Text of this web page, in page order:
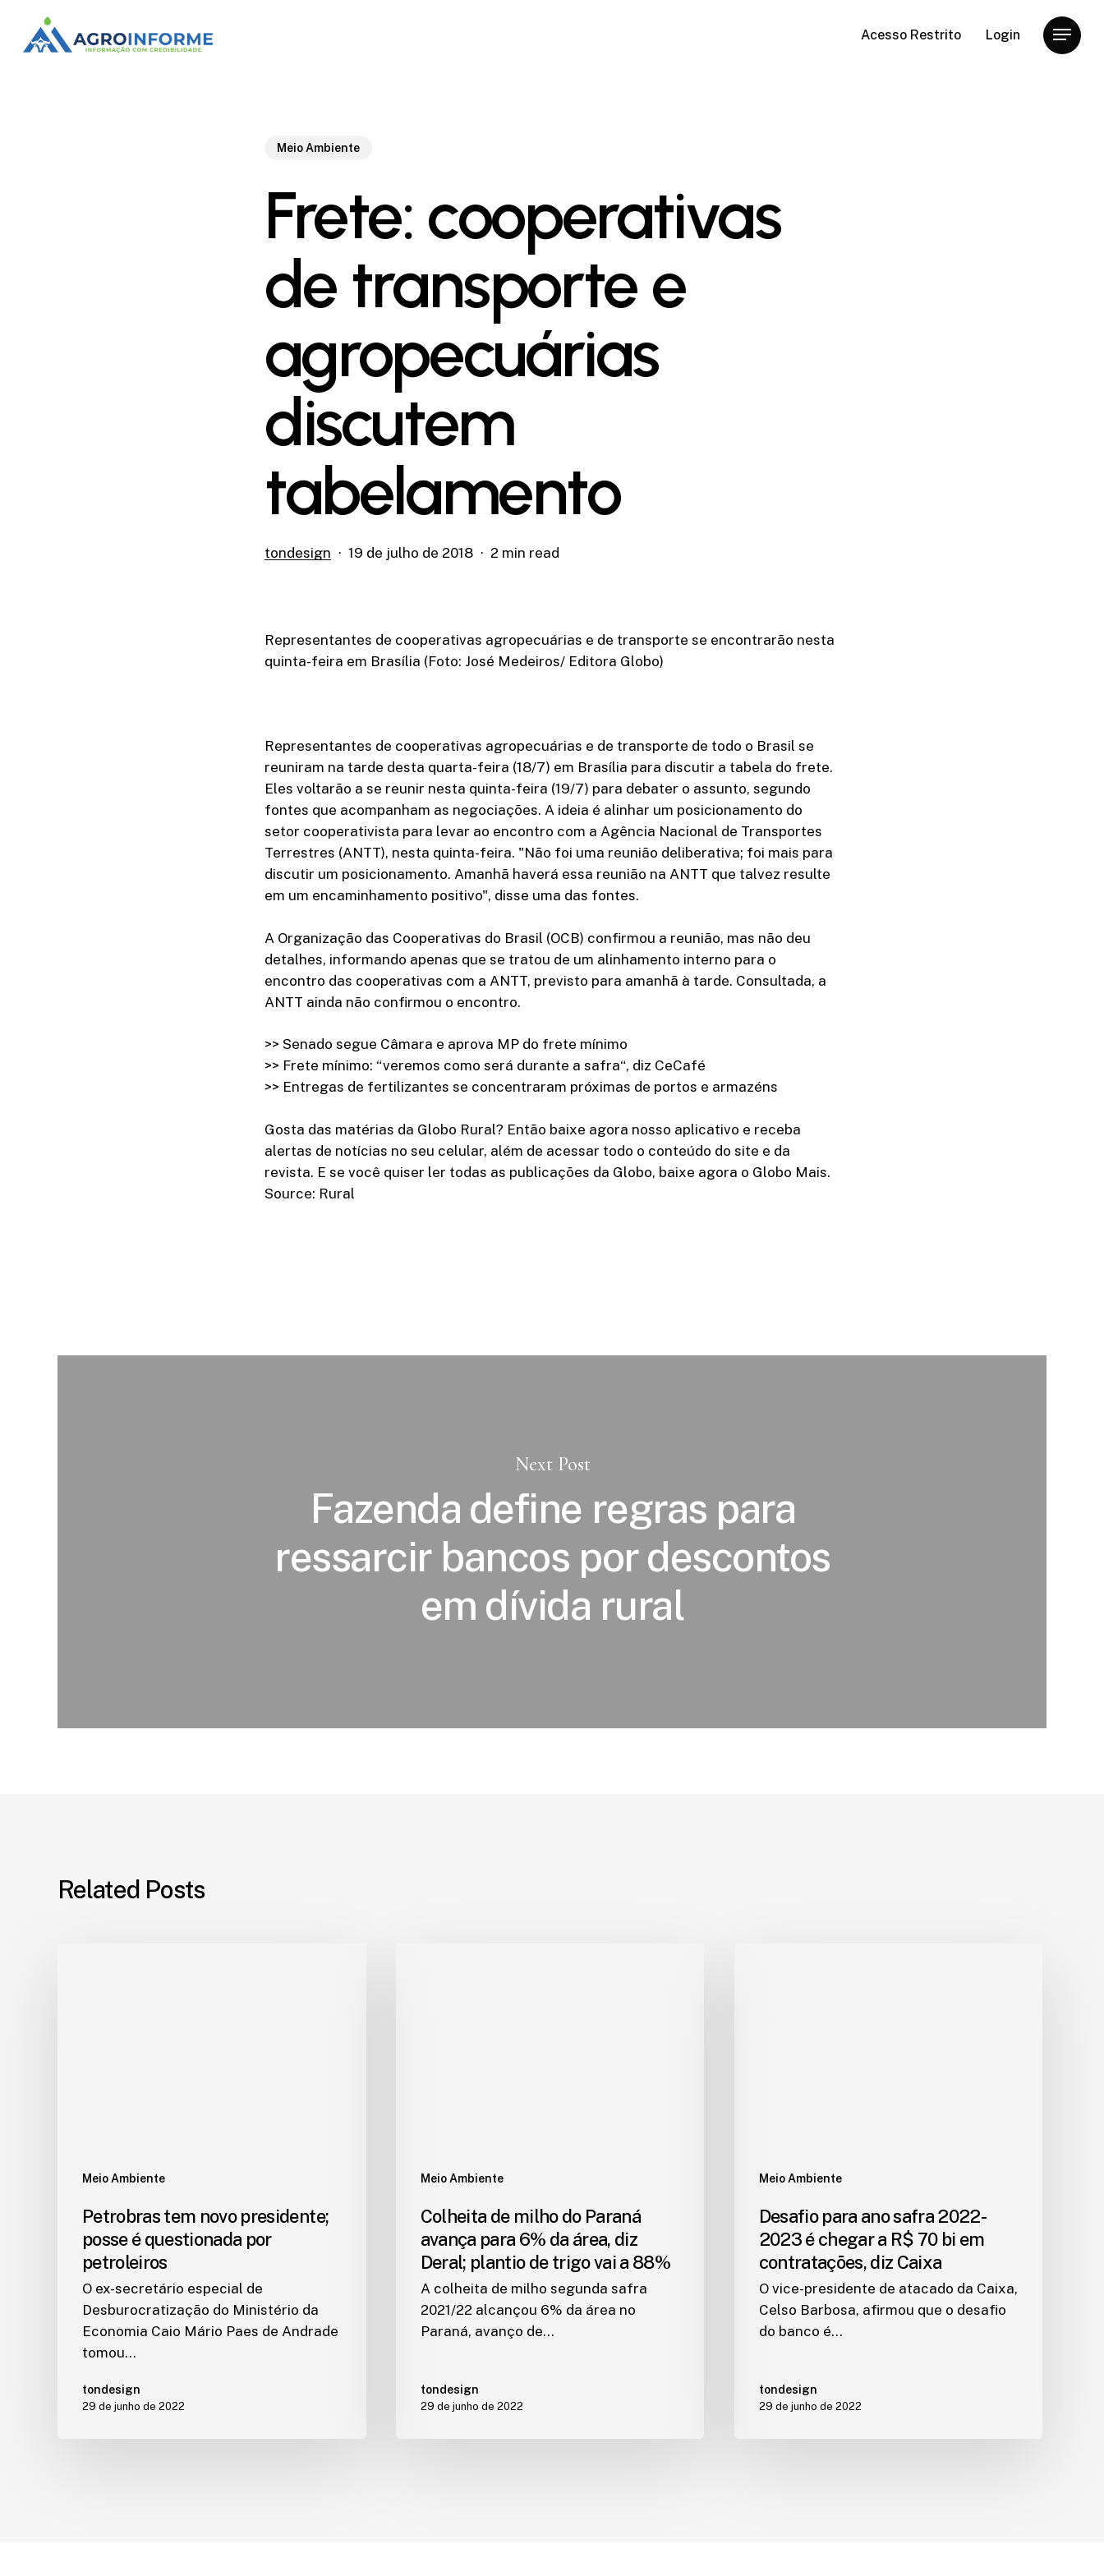
main
Acesso Restrito Login Menu
Meio Ambiente
Frete: cooperativas
de transporte e
agropecuárias
discutem
tabelamento
tondesign 19 de julho de 2018 2 min read
Representantes de cooperativas agropecuárias e de transporte se encontrarão nesta
quinta-feira em Brasília (Foto: José Medeiros/ Editora Globo)
Representantes de cooperativas agropecuárias e de transporte de todo o Brasil se
reuniram na tarde desta quarta-feira (18/7) em Brasília para discutir a tabela do frete.
Eles voltarão a se reunir nesta quinta-feira (19/7) para debater o assunto, segundo
fontes que acompanham as negociações. A ideia é alinhar um posicionamento do
setor cooperativista para levar ao encontro com a Agência Nacional de Transportes
Terrestres (ANTT), nesta quinta-feira. "Não foi uma reunião deliberativa; foi mais para
discutir um posicionamento. Amanhã haverá essa reunião na ANTT que talvez resulte
em um encaminhamento positivo", disse uma das fontes.
A Organização das Cooperativas do Brasil (OCB) confirmou a reunião, mas não deu
detalhes, informando apenas que se tratou de um alinhamento interno para o
encontro das cooperativas com a ANTT, previsto para amanhã à tarde. Consultada, a
ANTT ainda não confirmou o encontro.
>> Senado segue Câmara e aprova MP do frete mínimo
>> Frete mínimo: “veremos como será durante a safra“, diz CeCafé
>> Entregas de fertilizantes se concentraram próximas de portos e armazéns
Gosta das matérias da Globo Rural? Então baixe agora nosso aplicativo e receba
alertas de notícias no seu celular, além de acessar todo o conteúdo do site e da
revista. E se você quiser ler todas as publicações da Globo, baixe agora o Globo Mais.
Source: Rural
Next Post
Fazenda define regras para
ressarcir bancos por descontos
em dívida rural
Related Posts
Meio Ambiente
Petrobras tem novo presidente;
posse é questionada por
petroleiros
O ex-secretário especial de
Desburocratização do Ministério da
Economia Caio Mário Paes de Andrade
tomou…
tondesign
29 de junho de 2022
Meio Ambiente
Colheita de milho do Paraná
avança para 6% da área, diz
Deral; plantio de trigo vai a 88%
A colheita de milho segunda safra
2021/22 alcançou 6% da área no
Paraná, avanço de…
tondesign
29 de junho de 2022
Meio Ambiente
Desafio para ano safra 2022-
2023 é chegar a R$ 70 bi em
contratações, diz Caixa
O vice-presidente de atacado da Caixa,
Celso Barbosa, afirmou que o desafio
do banco é…
tondesign
29 de junho de 2022